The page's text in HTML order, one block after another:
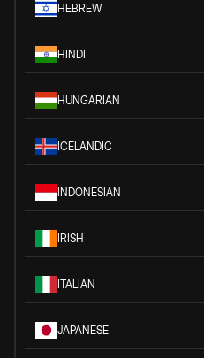
HEBREW
HINDI
HUNGARIAN
ICELANDIC
INDONESIAN
IRISH
ITALIAN
JAPANESE